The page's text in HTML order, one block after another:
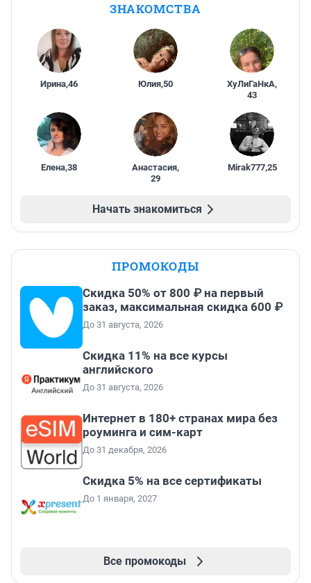
ЗНАКОМСТВА
Ирина,46 Юлия,50 ХуЛиГаНкА,
43
Елена,38 Анастасия,
29
Mirak777,25
Начать знакомиться
ПРОМОКОДЫ
Скидка 50% от 800 ₽ на первый
заказ, максимальная скидка 600 ₽
До 31 августа, 2026
Скидка 11% на все курсы
английского
До 31 августа, 2026
Интернет в 180+ странах мира без
роуминга и сим-карт
До 31 декабря, 2026
Скидка 5% на все сертификаты
До 1 января, 2027
Все промокоды